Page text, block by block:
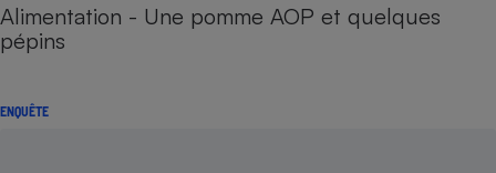
Alimentation - Une pomme AOP et quelques
pépins
ENQUÊTE